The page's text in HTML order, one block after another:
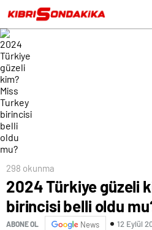
298 okunma
2024 Türkiye güzeli
birincisi belli oldu
ABONE OL News 12 Eylül